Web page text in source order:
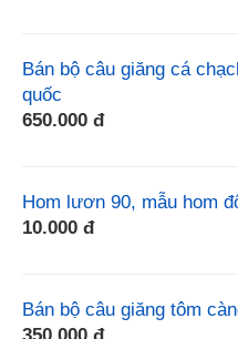
Bán bộ câu giăng cá
quốc
650.000 đ
Hom lươn 90, mẫu hom
10.000 đ
Bán bộ câu giăng tôm